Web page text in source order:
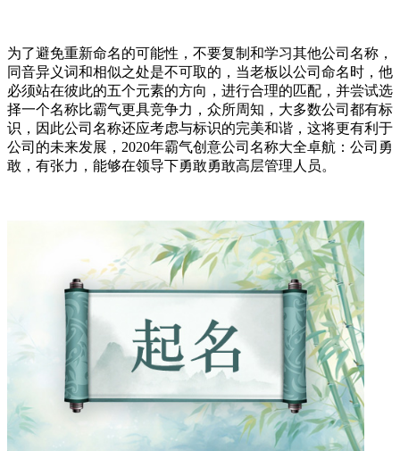
为了避免重新命名的可能性，不要复制和学习其他公司名称，
同音异义词和相似之处是不可取的，当老板以公司命名时，他
必须站在彼此的五个元素的方向，进行合理的匹配，并尝试选
择一个名称比霸气更具竞争力，众所周知，大多数公司都有标
识，因此公司名称还应考虑与标识的完美和谐，这将更有利于
公司的未来发展，2020年霸气创意公司名称大全卓航：公司勇
敢，有张力，能够在领导下勇敢勇敢高层管理人员。